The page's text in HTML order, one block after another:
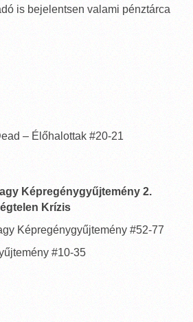
is bejelentsen valami pénztárca
– Élőhalottak #20-21
Képregénygyűjtemény 2.
Krízis
Képregénygyűjtemény #52-77
#10-35